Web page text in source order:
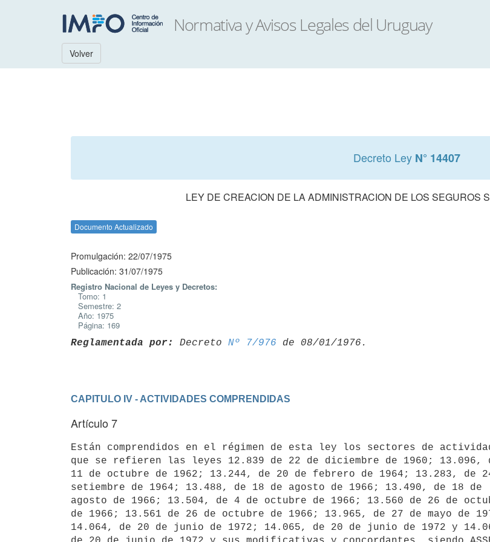
Volver
Decreto Ley N° 14407
LEY DE CREACION DE LA ADMINISTRACION DE LOS SEGUROS
Documento Actualizado
Promulgación: 22/07/1975
Publicación: 31/07/1975
Registro Nacional de Leyes y Decretos:
Tomo: 1
Semestre: 2
Año: 1975
Página: 169
Reglamentada por: Decreto Nº 7/976
CAPITULO IV - ACTIVIDADES COMPRENDIDAS
Artículo 7
Están comprendidos en el régimen de esta ley los sectores de
que se refieren las leyes 12.839 de 22 de diciembre de 1960; 13.096,
11 de octubre de 1962; 13.244, de 20 de febrero de 1964; 13.283, de
setiembre de 1964; 13.488, de 18 de agosto de 1966; 13.490, de 18 de
agosto de 1966; 13.504, de 4 de octubre de 1966; 13.560 de 26 de
de 1966; 13.561 de 26 de octubre de 1966; 13.965, de 27 de mayo de
14.064, de 20 de junio de 1972; 14.065, de 20 de junio de 1972 y